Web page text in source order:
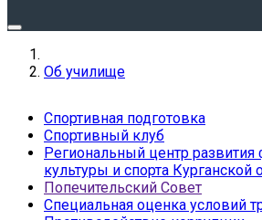
Об училище
Спортивная подготовка
Спортивный клуб
Региональный центр развития
культуры и спорта Курганской
Попечительский Совет
Специальная оценка условий